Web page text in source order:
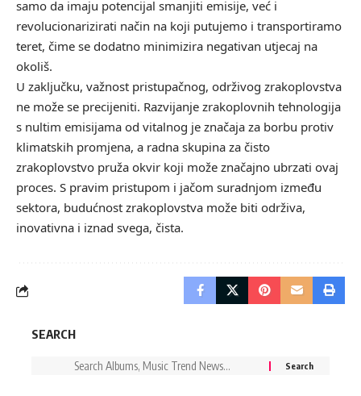
samo da imaju potencijal smanjiti emisije, već i
revolucionarizirati način na koji putujemo i transportiramo
teret, čime se dodatno minimizira negativan utjecaj na
okoliš.
U zaključku, važnost pristupačnog, održivog zrakoplovstva
ne može se precijeniti. Razvijanje zrakoplovnih tehnologija
s nultim emisijama od vitalnog je značaja za borbu protiv
klimatskih promjena, a radna skupina za čisto
zrakoplovstvo pruža okvir koji može značajno ubrzati ovaj
proces. S pravim pristupom i jačom suradnjom između
sektora, budućnost zrakoplovstva može biti održiva,
inovativna i iznad svega, čista.
SEARCH